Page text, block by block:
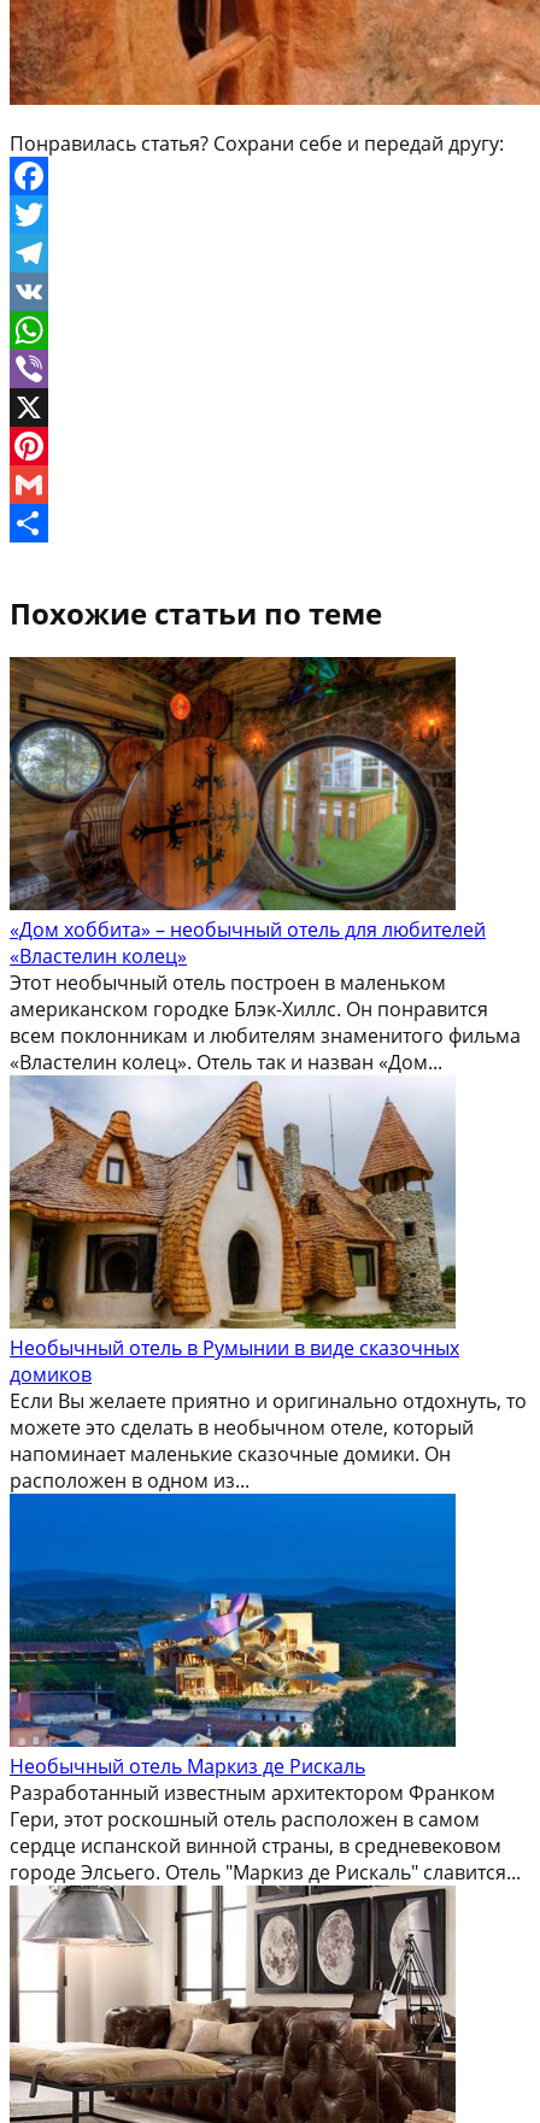
Понравилась статья? Сохрани себе и передай другу:
Facebook
Twitter
Telegram
VK
WhatsApp
Viber
X
Pinterest
Gmail
Похожие статьи по теме
«Дом хоббита» – необычный отель для любителей
«Властелин колец»
Этот необычный отель построен в маленьком
американском городке Блэк-Хиллс. Он понравится
всем поклонникам и любителям знаменитого фильма
«Властелин колец». Отель так и назван «Дом...
Необычный отель в Румынии в виде сказочных
домиков
Если Вы желаете приятно и оригинально отдохнуть, то
можете это сделать в необычном отеле, который
напоминает маленькие сказочные домики. Он
расположен в одном из...
Необычный отель Маркиз де Рискаль
Разработанный известным архитектором Франком
Гери, этот роскошный отель расположен в самом
сердце испанской винной страны, в средневековом
городе Элсьего. Отель "Маркиз де Рискаль" славится...